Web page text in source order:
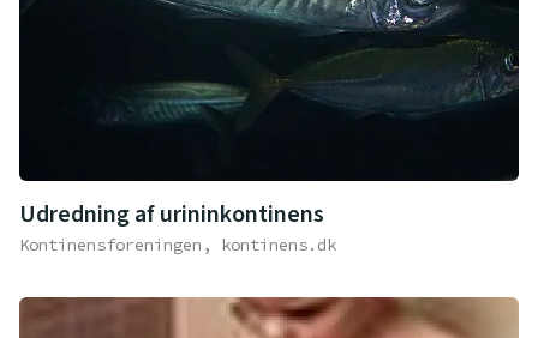
Udredning af urininkontinens
Kontinensforeningen, kontinens.dk